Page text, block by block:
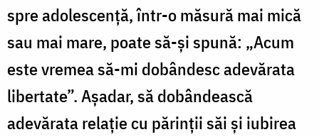
spre adolescenţă, într-o măsură mai mică
sau mai mare, poate să-şi spună: „Acum
este vremea să-mi dobândesc adevărata
libertate”. Aşadar, să dobândească
adevărata relaţie cu părinţii săi şi iubirea